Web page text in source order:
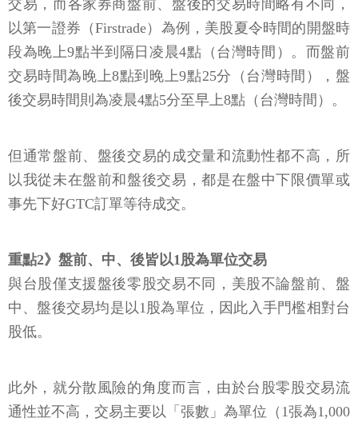
交易，而各家券商盤前、盤後的交易時間略有不同，
以第一證券（Firstrade）為例，美股夏令時間的開盤時
段為晚上9點半到隔日凌晨4點（台灣時間）。而盤前
交易時間為晚上8點到晚上9點25分（台灣時間），盤
後交易時間則為凌晨4點5分至早上8點（台灣時間）。
但通常盤前、盤後交易的成交量和流動性都不高，所
以我從未在盤前和盤後交易，都是在盤中下限價單或
事先下好GTC訂單等待成交。
重點2》盤前、中、後皆以1股為單位交易
與台股僅支援盤後零股交易不同，美股不論盤前、盤
中、盤後交易均是以1股為單位，因此入手門檻相對台
股低。
此外，就分散風險的角度而言，由於台股零股交易流
通性並不高，交易主要以「張數」為單位（1張為1,000